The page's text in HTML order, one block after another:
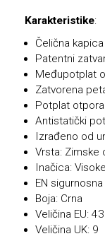
Karakteristike:
Čelična
Patentni
Međupotplat
Zatvorena
Potplat
Antistatički
Izrađeno od
Vrsta: Zimske
Inačica: Visoke
EN
Boja: Crna
Veličina EU: 43
Veličina UK: 9